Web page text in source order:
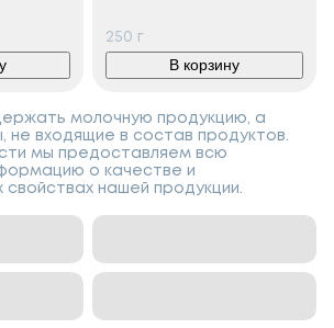
250 г
В корзину
молочную продукцию, а
не входящие в состав продуктов.
мы предоставляем всю
о качестве и
свойствах нашей продукции.